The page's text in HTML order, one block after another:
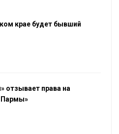
крае будет бывший
отзывает права на
Пармы»